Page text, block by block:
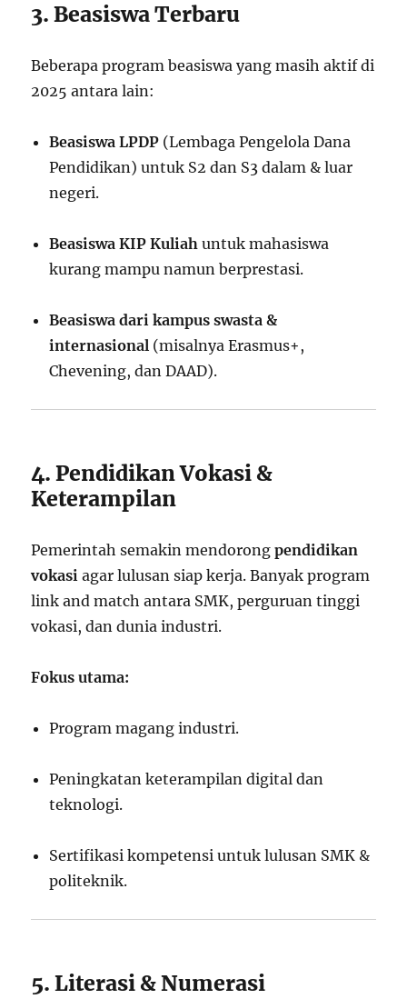
3. Beasiswa Terbaru
Beberapa program beasiswa yang masih aktif di
2025 antara lain:
Beasiswa LPDP (Lembaga Pengelola Dana
Pendidikan) untuk S2 dan S3 dalam & luar
negeri.
Beasiswa KIP Kuliah untuk mahasiswa
kurang mampu namun berprestasi.
Beasiswa dari kampus swasta &
internasional (misalnya Erasmus+,
Chevening, dan DAAD).
4. Pendidikan Vokasi &
Keterampilan
Pemerintah semakin mendorongpendidikan
vokasi agar lulusan siap kerja. Banyak program
link and match antara SMK, perguruan tinggi
vokasi, dan dunia industri.
Fokus utama:
Program magang industri.
Peningkatan keterampilan digital dan
teknologi.
Sertifikasi kompetensi untuk lulusan SMK &
politeknik.
5. Literasi & Numerasi